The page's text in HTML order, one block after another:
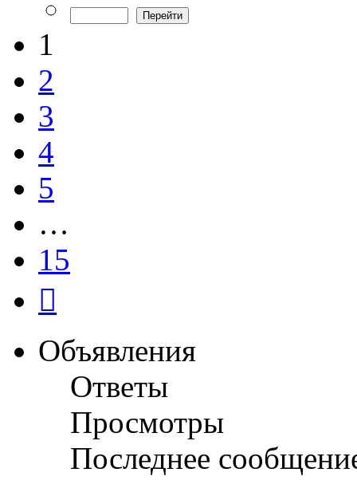
1
2
3
4
5
…
15
Объявления
Ответы
Просмотры
Последнее